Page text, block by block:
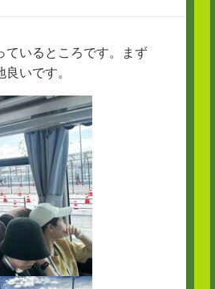
ているところです。まず
いです。